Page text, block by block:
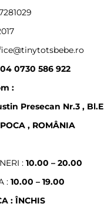
0730 586 922
:
Presecan Nr.3 , Bl.E
, ROMÂNIA
: 10.00 – 20.00
: 10.00 – 19.00
: ÎNCHIS